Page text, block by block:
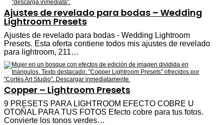
Ajustes de revelado para bodas – Wedding
Lightroom Presets
Ajustes de revelado para bodas - Wedding Lightroom
Presets. Esta oferta contiene todos mis ajustes de revelado
para lightroom, 211…
Copper – Lightroom Presets
9 PRESETS PARA LIGHTROOM EFECTO COBRE U
OTOÑAL PARA TUS FOTOS Efecto cobre para tus fotos.
Convierte los tonos verdes…